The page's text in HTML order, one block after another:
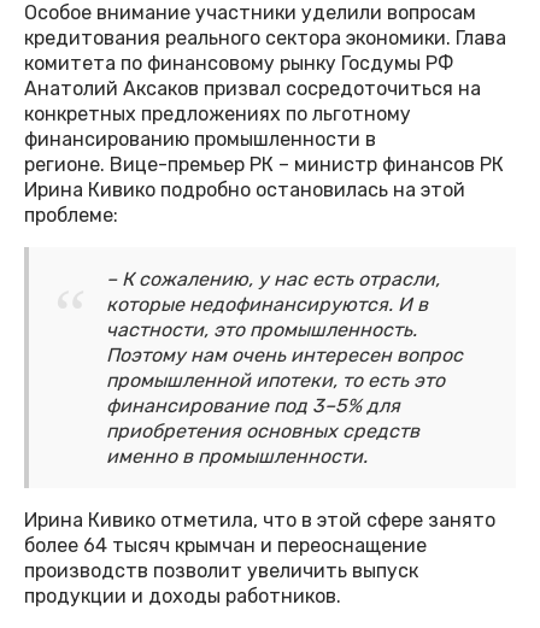
Особое внимание участники уделили вопросам
кредитования реального сектора экономики. Глава
комитета по финансовому рынку Госдумы РФ
Анатолий Аксаков призвал сосредоточиться на
конкретных предложениях по льготному
финансированию промышленности в
регионе. Вице-премьер РК – министр финансов РК
Ирина Кивико подробно остановилась на этой
проблеме:
– К сожалению, у нас есть отрасли,
которые недофинансируются. И в
частности, это промышленность.
Поэтому нам очень интересен вопрос
промышленной ипотеки, то есть это
финансирование под 3–5% для
приобретения основных средств
именно в промышленности.
Ирина Кивико отметила, что в этой сфере занято
более 64 тысяч крымчан и переоснащение
производств позволит увеличить выпуск
продукции и доходы работников.